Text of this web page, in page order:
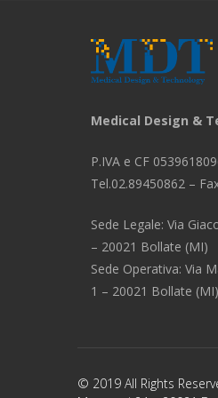
Medical Design &
P.IVA e CF
Tel.02.89450862 –
Sede Legale: Via
– 20021 Bollate (MI)
Sede Operativa: Via
1 – 20021 Bollate (MI)
© 2019 All Rights